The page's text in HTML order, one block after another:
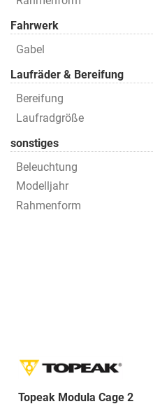
Fahrwerk
Gabel
Laufräder & Bereifung
Bereifung
Laufradgröße
sonstiges
Beleuchtung
Modelljahr
Rahmenform
Topeak Modula Cage 2